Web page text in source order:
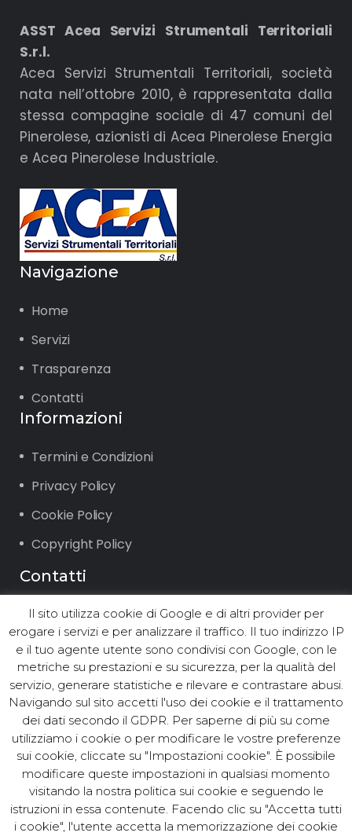
ASST Acea Servizi Strumentali Territoriali
S.r.l.
Acea Servizi Strumentali Territoriali, società
nata nell’ottobre 2010, è rappresentata dalla
stessa compagine sociale di 47 comuni del
Pinerolese, azionisti di Acea Pinerolese Energia
e Acea Pinerolese Industriale.
Navigazione
Home
Servizi
Trasparenza
Contatti
Informazioni
Termini e Condizioni
Privacy Policy
Cookie Policy
Copyright Policy
Contatti
Via Vigone 42 10064 Pinerolo (TO)
Tel. +39.0121.2361 ∙ Fax +39.0121.236294
Email: info@asst.it
PEC:asst@postacert.asst.it
© ASST Acea Servizi Strumentali
Territoriali S.r.l. - Tutti i diritti
riservati. Cod.Fisc. e P. IVA
10381250017. C.C.I.A.A. Torino N.
Il sito utilizza cookie di Google e di altri provider per
erogare i servizi e per analizzare il traffico. Il tuo indirizzo IP
e il tuo agente utente sono condivisi con Google, con le
metriche su prestazioni e su sicurezza, per la qualità del
servizio, generare statistiche e rilevare e contrastare abusi.
Navigando sul sito accetti l'uso dei cookie e il trattamento
dei dati secondo il GDPR. Per saperne di più su come
utilizziamo i cookie o per modificare le vostre preferenze
sui cookie, cliccate su "Impostazioni cookie". È possibile
modificare queste impostazioni in qualsiasi momento
visitando la nostra politica sui cookie e seguendo le
istruzioni in essa contenute. Facendo clic su "Accetta tutti
i cookie", l'utente accetta la memorizzazione dei cookie